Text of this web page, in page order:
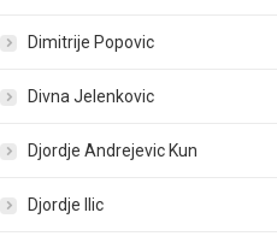
Dimitrije Popovic
Divna Jelenkovic
Djordje Andrejevic Kun
Djordje Ilic